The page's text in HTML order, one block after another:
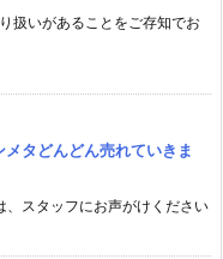
扱いがあることをご存知でお
タどんどん売れていきま
、スタッフにお声がけください️